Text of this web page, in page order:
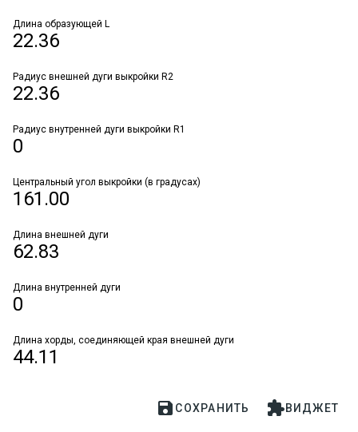
Длина образующей L
22.36
Радиус внешней дуги выкройки R2
22.36
Радиус внутренней дуги выкройки R1
0
Центральный угол выкройки (в градусах)
161.00
Длина внешней дуги
62.83
Длина внутренней дуги
0
Длина хорды, соединяющей края внешней дуги
44.11
 СОХРАНИТЬ ВИДЖЕТ